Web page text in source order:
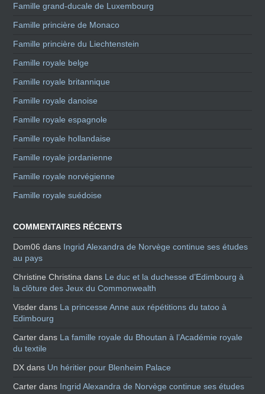
Famille grand-ducale de Luxembourg
Famille princière de Monaco
Famille princière du Liechtenstein
Famille royale belge
Famille royale britannique
Famille royale danoise
Famille royale espagnole
Famille royale hollandaise
Famille royale jordanienne
Famille royale norvégienne
Famille royale suédoise
COMMENTAIRES RÉCENTS
Dom06 dans Ingrid Alexandra de Norvège continue ses études
au pays
Christine Christina dans Le duc et la duchesse d’Edimbourg à
la clôture des Jeux du Commonwealth
Visder dans La princesse Anne aux répétitions du tatoo à
Edimbourg
Carter dans La famille royale du Bhoutan à l’Académie royale
du textile
DX dans Un héritier pour Blenheim Palace
Carter dans Ingrid Alexandra de Norvège continue ses études